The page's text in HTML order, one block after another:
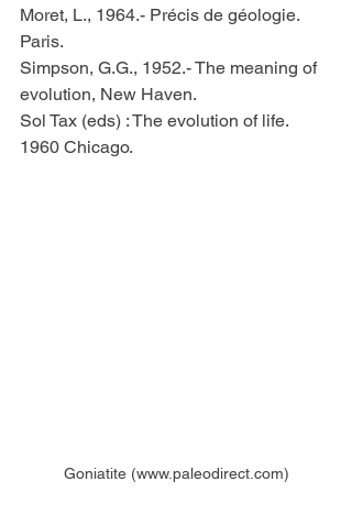
Moret, L., 1964.- Précis de géologie.
Paris.
Simpson, G.G., 1952.- The meaning of
evolution, New Haven.
Sol Tax (eds) : The evolution of life.
1960 Chicago.
Goniatite (www.paleodirect.com)